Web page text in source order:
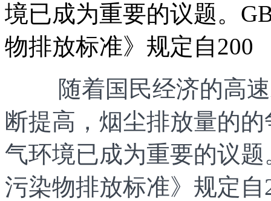
境已成为重要的议题。
物排放标准》规定自200
随着国民经济的高速
断提高，烟尘排放量的
气环境已成为重要的议题
污染物排放标准》规定